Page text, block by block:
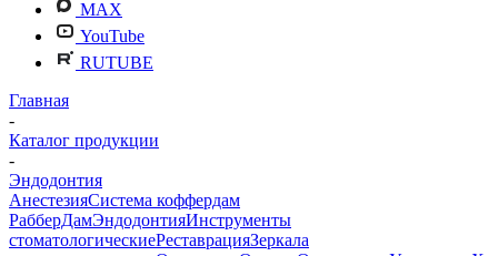
MAX
YouTube
RUTUBE
Главная
-
Каталог продукции
-
Эндодонтия
АнестезияСистема коффердам
РабберДамЭндодонтияИнструменты
стоматологическиеРеставрацияЗеркала